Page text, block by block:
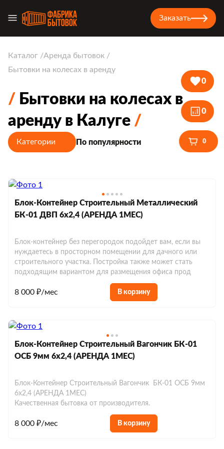
Заказать
Каталог
Аренда бытовок
Бытовки на колесах в аренду
Бытовки на колесах в
аренду в Калуге
Категории По популярности
Строительные блок-контейнеры
Блок-Контейнер Строительный Металлический
БК-01 ДВП 6х2,4 (АРЕНДА 1МЕС)
Блок-контейнер без перегородок подойдет вам, если вы
нуждаетесь в просторном помещении для дачного или
строительного участка. Постройка также может стать
подходящим вариантом для размещения офиса прод
8 000 ₽/мес В корзину
Блок-Контейнер Строительный Вагончик БК-01
ОСБ 9мм 6х2,4 (АРЕНДА 1МЕС)
Блок-Контейнер Строительный Вагончик БК-01 ОСБ 9мм
6х2,4 (АРЕНДА 1МЕС)
Качественная бытовка от производителя.
8 000 ₽/мес В корзину
0
0
0